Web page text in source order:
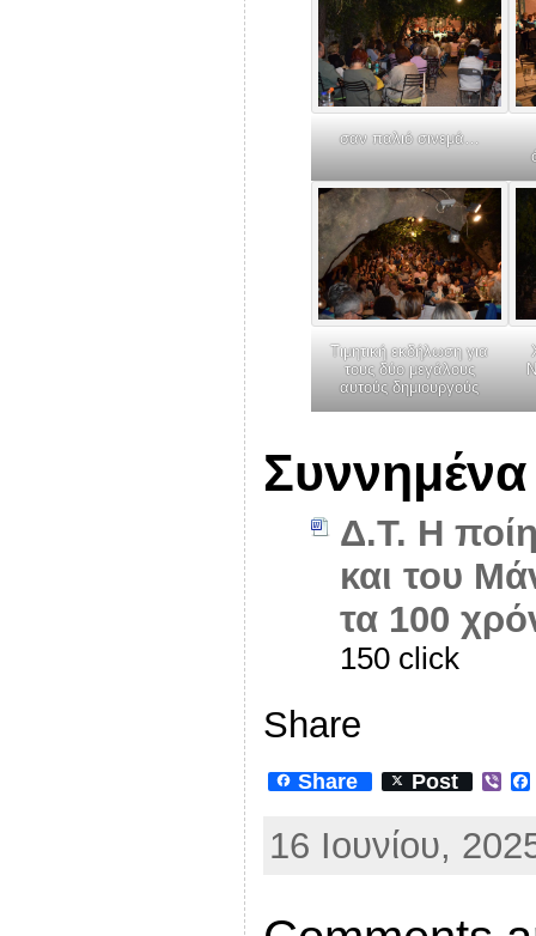
σαν παλιό σινεμά…
Τιμητική εκδήλωση για
τους δύο μεγάλους
αυτούς δημιουργούς
Συννημένα
Δ.Τ. Η
και του
τα 100
150 click
Share
Share Post
V
e
r
16 Ιουνίου,